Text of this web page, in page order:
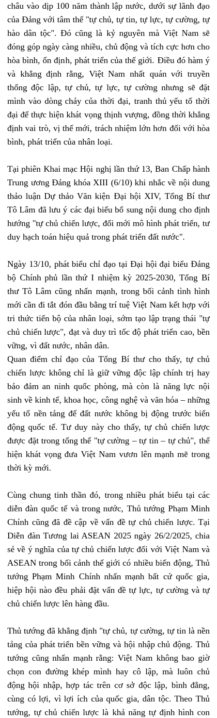
châu vào dịp 100 năm thành lập nước, dưới sự lãnh đạo
của Đảng với tâm thế "tự chủ, tự tin, tự lực, tự cường, tự
hào dân tộc". Đó cũng là kỷ nguyên mà Việt Nam sẽ
đóng góp ngày càng nhiều, chủ động và tích cực hơn cho
hòa bình, ổn định, phát triển của thế giới. Điều đó hàm ý
và khẳng định rằng, Việt Nam nhất quán với truyền
thống độc lập, tự chủ, tự lực, tự cường nhưng sẽ đặt
mình vào dòng chảy của thời đại, tranh thủ yếu tố thời
đại để thực hiện khát vọng thịnh vượng, đồng thời khẳng
định vai trò, vị thế mới, trách nhiệm lớn hơn đối với hòa
bình, phát triển của nhân loại.
Tại phiên Khai mạc Hội nghị lần thứ 13, Ban Chấp hành
Trung ương Đảng khóa XIII (6/10) khi nhắc về nội dung
thảo luận Dự thảo Văn kiện Đại hội XIV, Tổng Bí thư
Tô Lâm đã lưu ý các đại biểu bổ sung nội dung cho định
hướng "tự chủ chiến lược, đổi mới mô hình phát triển, tư
duy hạch toán hiệu quả trong phát triển đất nước".
Ngày 13/10, phát biểu chỉ đạo tại Đại hội đại biểu Đảng
bộ Chính phủ lần thứ I nhiệm kỳ 2025-2030, Tổng Bí
thư Tô Lâm cũng nhấn mạnh, trong bối cảnh tình hình
mới cần đi tắt đón đầu bằng trí tuệ Việt Nam kết hợp với
tri thức tiến bộ của nhân loại, sớm tạo lập trạng thái "tự
chủ chiến lược", đạt và duy trì tốc độ phát triển cao, bền
vững, vì đất nước, nhân dân.
Quan điểm chỉ đạo của Tổng Bí thư cho thấy, tự chủ
chiến lược không chỉ là giữ vững độc lập chính trị hay
bảo đảm an ninh quốc phòng, mà còn là năng lực nội
sinh về kinh tế, khoa học, công nghệ và văn hóa – những
yếu tố nền tảng để đất nước không bị động trước biến
động quốc tế. Tư duy này cho thấy, tự chủ chiến lược
được đặt trong tổng thể "tự cường – tự tin – tự chủ", thể
hiện khát vọng đưa Việt Nam vươn lên mạnh mẽ trong
thời kỳ mới.
Cùng chung tinh thần đó, trong nhiều phát biểu tại các
diễn đàn quốc tế và trong nước, Thủ tướng Phạm Minh
Chính cũng đã đề cập về vấn đề tự chủ chiến lược. Tại
Diễn đàn Tương lai ASEAN 2025 ngày 26/2/2025, chia
sẻ về ý nghĩa của tự chủ chiến lược đối với Việt Nam và
ASEAN trong bối cảnh thế giới có nhiều biến động, Thủ
tướng Phạm Minh Chính nhấn mạnh bất cứ quốc gia,
hiệp hội nào đều phải đặt vấn đề tự lực, tự cường và tự
chủ chiến lược lên hàng đầu.
Thủ tướng đã khẳng định "tự chủ, tự cường, tự tin là nền
tảng của phát triển bền vững và hội nhập chủ động. Thủ
tướng cũng nhấn mạnh rằng: Việt Nam không bao giờ
chọn con đường khép mình hay cô lập, mà luôn chủ
động hội nhập, hợp tác trên cơ sở độc lập, bình đẳng,
cùng có lợi, vì lợi ích của quốc gia, dân tộc. Theo Thủ
tướng, tự chủ chiến lược là khả năng tự định hình con